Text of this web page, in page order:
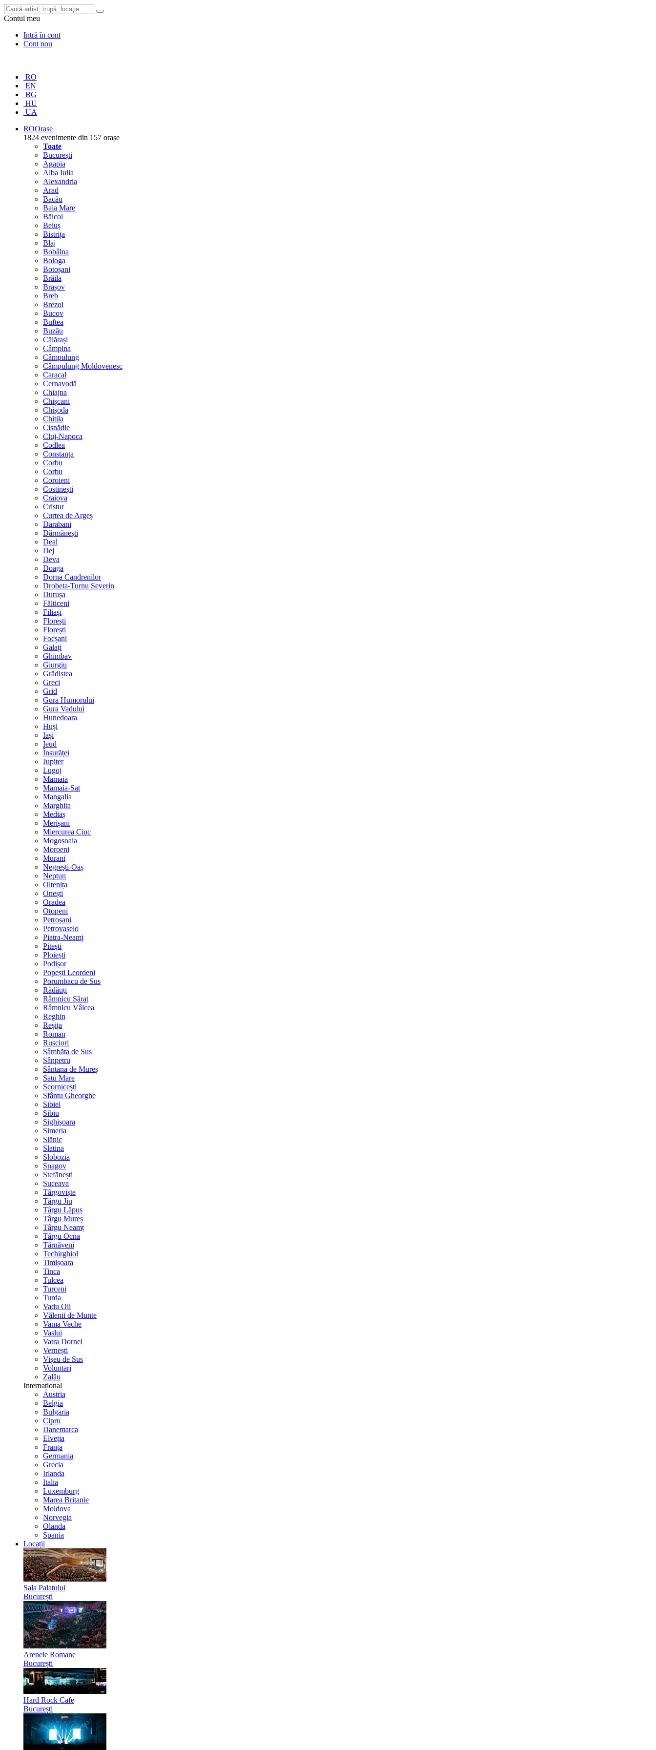
Contul meu
Intră în cont
Cont nou
RO
EN
BG
HU
UA
ROOrașe
1824 evenimente din 157 orașe
Toate
București
Agapia
Alba Iulia
Alexandria
Arad
Bacău
Baia Mare
Băicoi
Beiuș
Bistrița
Blaj
Bobâlna
Bologa
Botoșani
Brăila
Brașov
Breb
Brezoi
Bucov
Buftea
Buzău
Călărași
Câmpina
Câmpulung
Câmpulung Moldovenesc
Caracal
Cernavodă
Chiajna
Chișcani
Chișoda
Chitila
Cisnădie
Cluj-Napoca
Codlea
Constanța
Corbu
Corbu
Coroieni
Costinești
Craiova
Cristur
Curtea de Argeș
Darabani
Dărmănești
Deal
Dej
Deva
Doaga
Dorna Candrenilor
Drobeta-Turnu Severin
Durușa
Fălticeni
Filiași
Florești
Florești
Focșani
Galați
Ghimbav
Giurgiu
Grădiștea
Greci
Grid
Gura Humorului
Gura Vadului
Hunedoara
Huși
Iași
Ieud
Însurăței
Jupiter
Lugoj
Mamaia
Mamaia-Sat
Mangalia
Marghita
Mediaș
Merișani
Miercurea Ciuc
Mogoșoaia
Moroeni
Murani
Negrești-Oaș
Neptun
Oltenița
Onești
Oradea
Otopeni
Petroșani
Petrovaselo
Piatra-Neamț
Pitești
Ploiești
Podișor
Popești Leordeni
Porumbacu de Sus
Rădăuți
Râmnicu Sărat
Râmnicu Vâlcea
Reghin
Reșița
Roman
Rusciori
Sâmbăta de Sus
Sânpetru
Sântana de Mureș
Satu Mare
Scornicești
Sfântu Gheorghe
Sibiel
Sibiu
Sighișoara
Simeria
Slănic
Slatina
Slobozia
Snagov
Ștefănești
Suceava
Târgoviște
Târgu Jiu
Târgu Lăpuș
Târgu Mureș
Târgu Neamț
Târgu Ocna
Târnăveni
Techirghiol
Timișoara
Tinca
Tulcea
Turceni
Turda
Vadu Oii
Vălenii de Munte
Vama Veche
Vaslui
Vatra Dornei
Vernești
Vișeu de Sus
Voluntari
Zalău
Internațional
Austria
Belgia
Bulgaria
Cipru
Danemarca
Elveția
Franța
Germania
Grecia
Irlanda
Italia
Luxemburg
Marea Britanie
Moldova
Norvegia
Olanda
Spania
Locații
Sala Palatului
București
Arenele Romane
București
Hard Rock Cafe
București